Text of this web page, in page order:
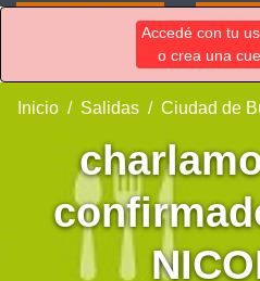
Accedé con tu
o crea una
Inicio Salidas Ciudad de